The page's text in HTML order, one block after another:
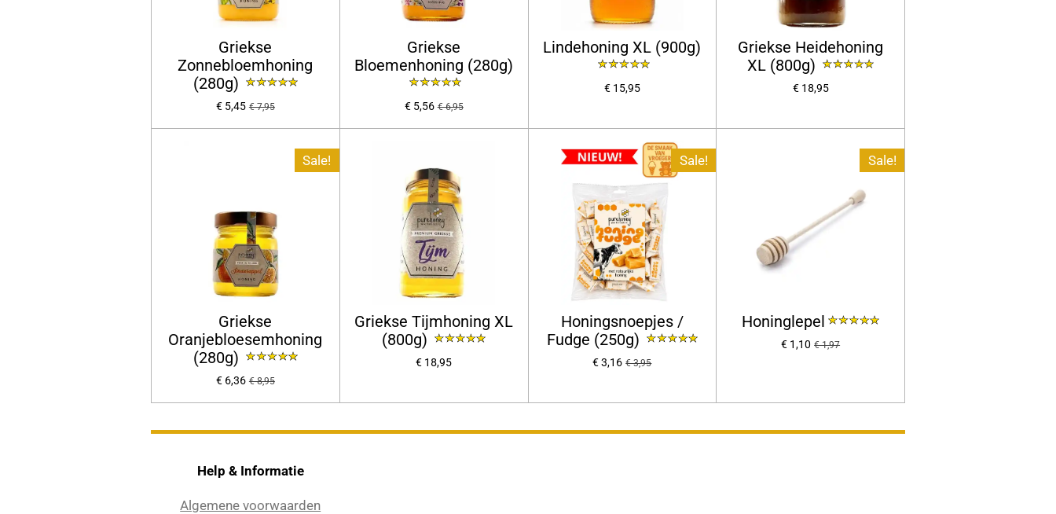
Griekse
Zonnebloemhoning
(280g)
€ 5,45 € 7,95
Griekse
Bloemenhoning (280g)
€ 5,56 € 6,95
Lindehoning XL (900g)
€ 15,95
Griekse Heidehoning
XL (800g)
€ 18,95
Sale!
Griekse
Oranjebloesemhoning
(280g)
€ 6,36 € 8,95
Griekse Tijmhoning XL
(800g)
€ 18,95
Sale!
Honingsnoepjes /
Fudge (250g)
€ 3,16 € 3,95
Sale!
Honinglepel
€ 1,10 € 1,97
Help & Informatie
Algemene voorwaarden